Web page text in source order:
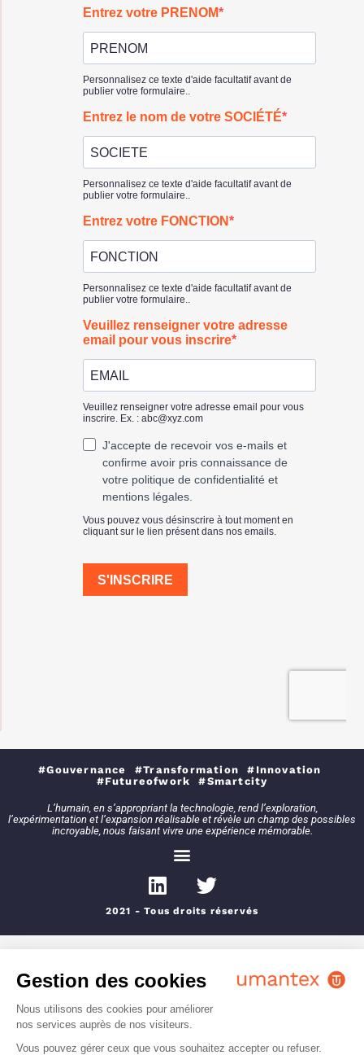
#Gouvernance #Transformation #Innovation
#Futureofwork #Smartcity
L’humain, en s’appropriant la technologie, rend l’exploration,
l’expérimentation et l’expansion réalisable et révèle un champ des possibles
incroyable, nous faisant vivre une expérience mémorable.
2021 - Tous droits réservés
Gestion des cookies
Nous utilisons des cookies pour améliorer
nos services auprès de nos visiteurs.
Vous pouvez gérer ceux que vous souhaitez accepter ou refuser.